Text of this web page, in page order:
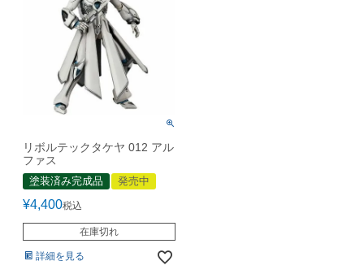
リボルテックタケヤ 012 アル
ファス
塗装済み完成品 発売中
¥4,400税込
在庫切れ
詳細を見る